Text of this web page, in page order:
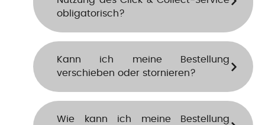
obligatorisch?
Kann ich meine Bestellung
verschieben oder stornieren?
Wie kann ich meine Bestellung